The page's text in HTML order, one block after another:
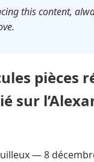
this content,
pièces
sur
—8